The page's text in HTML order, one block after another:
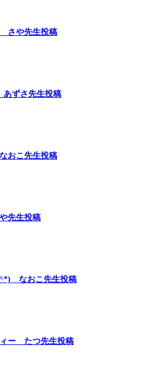
さや先生投稿
ずさ先生投稿
おこ先生投稿
先生投稿
なおこ先生投稿
ー たつ先生投稿